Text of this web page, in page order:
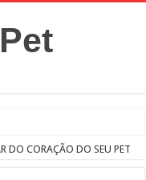
primeiro Pet Park da cidade
DO CORAÇÃO DO SEU PET